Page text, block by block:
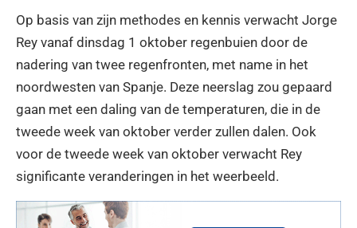
Op basis van zijn methodes en kennis verwacht Jorge
Rey vanaf dinsdag 1 oktober regenbuien door de
nadering van twee regenfronten, met name in het
noordwesten van Spanje. Deze neerslag zou gepaard
gaan met een daling van de temperaturen, die in de
tweede week van oktober verder zullen dalen. Ook
voor de tweede week van oktober verwacht Rey
significante veranderingen in het weerbeeld.